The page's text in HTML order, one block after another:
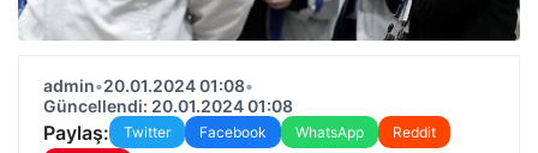
admin•20.01.2024 01:08•
Güncellendi: 20.01.2024 01:08
Paylaş: Twitter Facebook WhatsApp
Reddit